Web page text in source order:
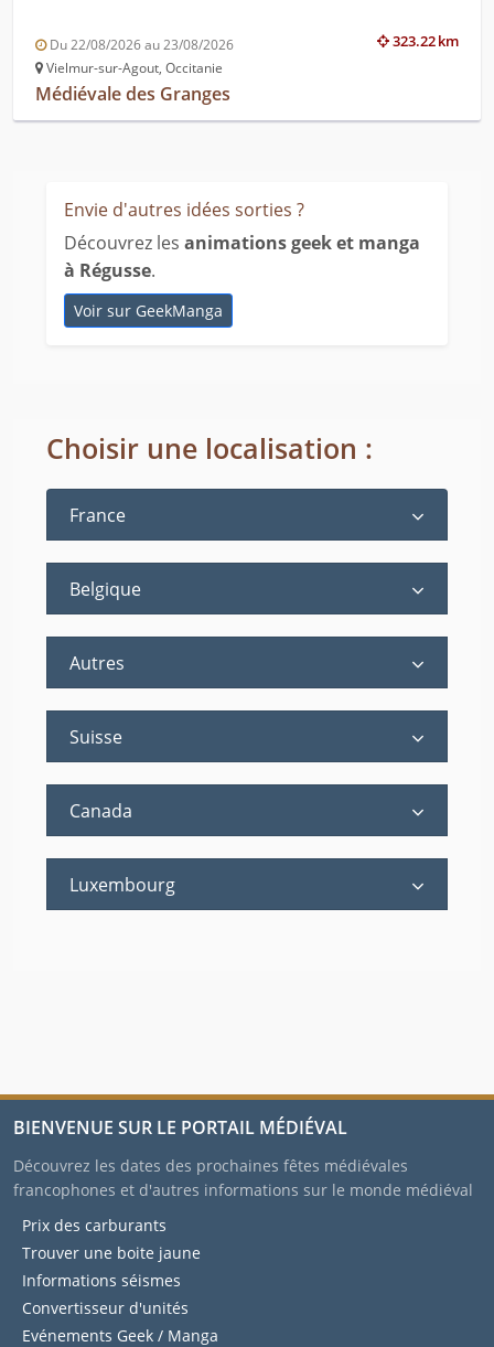
323.22 km
Du 22/08/2026 au 23/08/2026
Vielmur-sur-Agout, Occitanie
Médiévale des Granges
Envie d'autres idées sorties ?
Découvrez les animations geek et manga
à Régusse.
Voir sur GeekManga
Choisir une localisation :
France
Belgique
Autres
Suisse
Canada
Luxembourg
BIENVENUE SUR LE PORTAIL MÉDIÉVAL
Découvrez les dates des prochaines fêtes médiévales
francophones et d'autres informations sur le monde médiéval
Prix des carburants
Trouver une boite jaune
Informations séismes
Convertisseur d'unités
Evénements Geek / Manga